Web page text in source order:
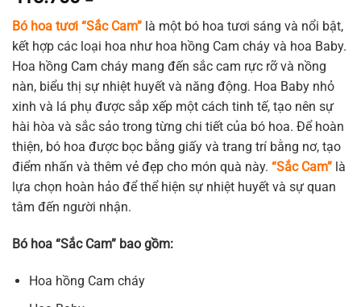
Bó hoa tươi “Sắc Cam” là một bó hoa tươi sáng và nổi bật,
kết hợp các loại hoa như hoa hồng Cam cháy và hoa Baby.
Hoa hồng Cam cháy mang đến sắc cam rực rỡ và nồng
nàn, biểu thị sự nhiệt huyết và năng động. Hoa Baby nhỏ
xinh và lá phụ được sắp xếp một cách tinh tế, tạo nên sự
hài hòa và sắc sảo trong từng chi tiết của bó hoa. Để hoàn
thiện, bó hoa được bọc bằng giấy và trang trí bằng nơ, tạo
điểm nhấn và thêm vẻ đẹp cho món quà này. “Sắc Cam” là
lựa chọn hoàn hảo để thể hiện sự nhiệt huyết và sự quan
tâm đến người nhận.
Bó hoa “Sắc Cam” bao gồm:
Hoa hồng Cam cháy